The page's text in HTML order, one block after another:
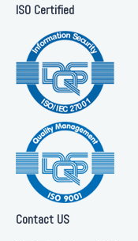
ISO Certified
Contact US